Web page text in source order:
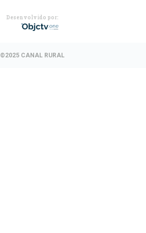
Desenvolvido por:
©2025 CANAL RURAL